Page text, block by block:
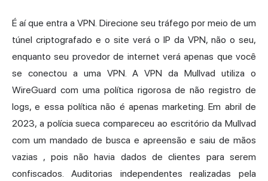
É aí que entra a VPN. Direcione seu tráfego por meio de um
túnel criptografado e o site verá o IP da VPN, não o seu,
enquanto seu provedor de internet verá apenas que você
se conectou a uma VPN. A VPN da Mullvad utiliza o
WireGuard com uma política rigorosa de não registro de
logs, e essa política não é apenas marketing. Em abril de
2023, a polícia sueca compareceu ao escritório da Mullvad
com um mandado de busca e apreensão e saiu de mãos
vazias , pois não havia dados de clientes para serem
confiscados. Auditorias independentes realizadas pela